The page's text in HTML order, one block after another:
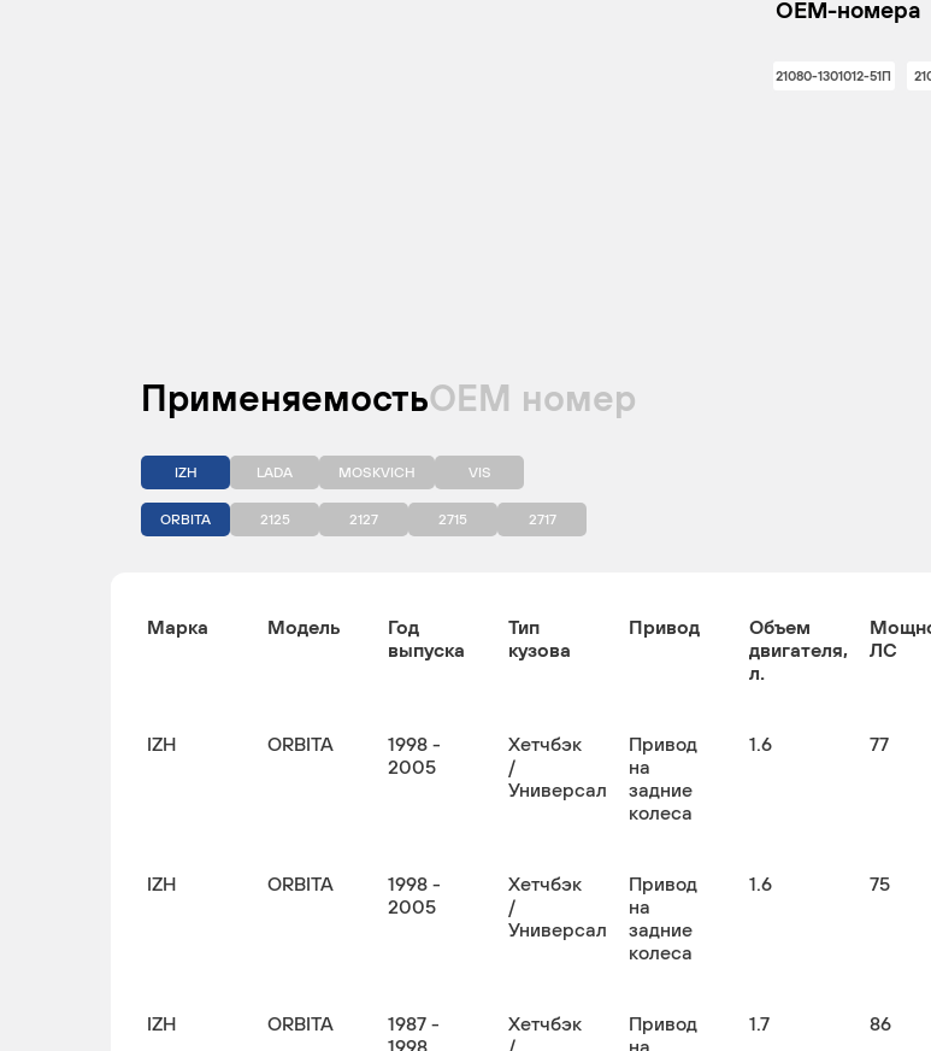
OEM-номера
21080-1301012-51П
ПрименяемостьОЕМ номер
IZH LADA MOSKVICH VIS
ORBITA 2125 2127 2715 2717
Марка Модель
Год
выпуска
Тип
кузова
Привод
Объем
двигателя,
л.
ЛС
IZH ORBITA
1998 -
2005
Хетчбэк
/
Универсал
Привод
на
задние
колеса
1.6 77
IZH ORBITA
1998 -
2005
Хетчбэк
/
Универсал
Привод
на
задние
колеса
1.6 75
IZH ORBITA
1987 -
1998
Хетчбэк
/
Привод
на
1.7 86